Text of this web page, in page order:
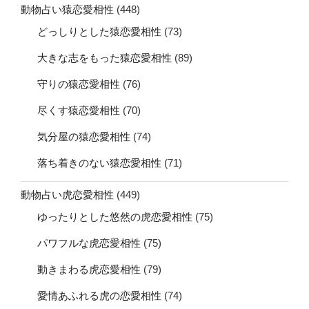
動物占い猿恋愛相性 (448)
どっしりとした猿恋愛相性 (73)
大きな志をもった猿恋愛相性 (89)
守りの猿恋愛相性 (76)
尽くす猿恋愛相性 (70)
気分屋の猿恋愛相性 (74)
落ち着きのない猿恋愛相性 (71)
動物占い虎恋愛相性 (449)
ゆったりとした悠然の虎恋愛相性 (75)
パワフルな虎恋愛相性 (75)
動きまわる虎恋愛相性 (79)
愛情あふれる虎の恋愛相性 (74)